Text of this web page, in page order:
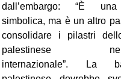
dall’embargo: “È
simbolica, ma è un altro
consolidare i pilastri
palestinese
internazionale”. La